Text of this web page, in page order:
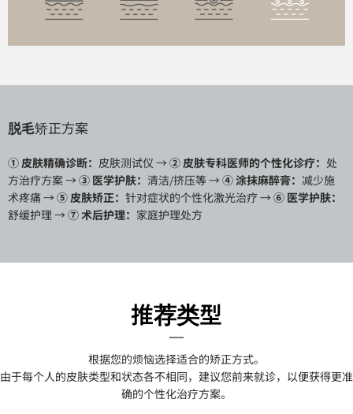
脱毛矫正方案
① 皮肤精确诊断： 皮肤测试仪 →② 皮肤专科医师的个性化诊疗： 处
方治疗方案 →③ 医学护肤： 清洁/挤压等 →④ 涂抹麻醉膏： 减少施
术疼痛 →⑤ 皮肤矫正： 针对症状的个性化激光治疗 →⑥ 医学护肤：
舒缓护理 →⑦ 术后护理： 家庭护理处方
推荐类型
根据您的烦恼选择适合的矫正方式。
由于每个人的皮肤类型和状态各不相同，建议您前来就诊，以便获得更准
确的个性化治疗方案。